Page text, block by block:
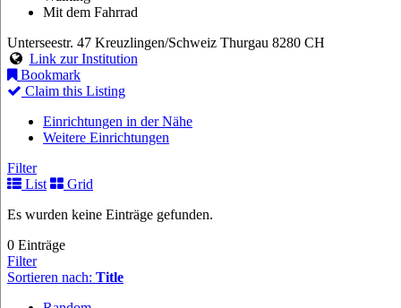
Mit dem Fahrrad
Unterseestr. 47 Kreuzlingen/Schweiz Thurgau 8280 CH
Link zur Institution
Bookmark
Claim this Listing
Einrichtungen in der Nähe
Weitere Einrichtungen
Filter
List
Grid
Es wurden keine Einträge gefunden.
0 Einträge
Filter
Sortieren nach: Title